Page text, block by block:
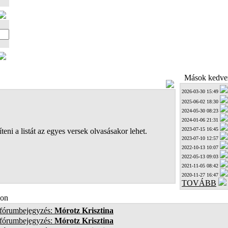
a listát az egyes versek olvasásakor lehet.
Mások
2026-03-30 15:49
2025-06-02 18:30
2024-05-30 08:23
2024-01-06 21:31
2023-07-15 16:45
2023-07-10 12:57
2022-10-13 10:07
2022-05-13 09:03
2021-11-05 08:42
2020-11-27 16:47
TOVÁBB
Mórotz Krisztina
Mórotz Krisztina